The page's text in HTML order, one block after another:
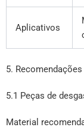
Aplicativos
5.
5.1 Peças de
Material